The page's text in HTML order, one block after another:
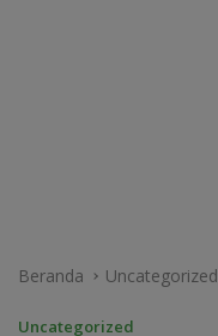
Beranda Uncategorized
Uncategorized